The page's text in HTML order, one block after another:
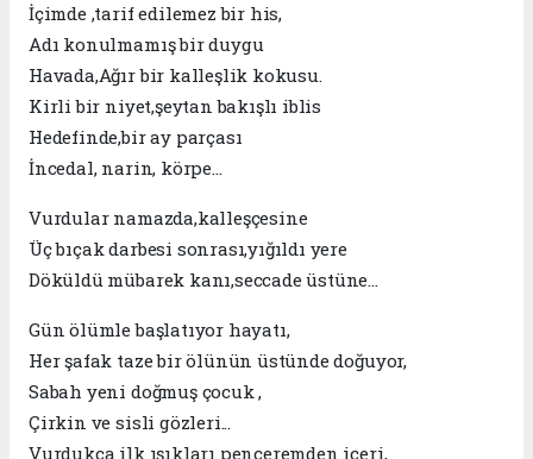
İçimde ,tarif edilemez bir his,
Adı konulmamış bir duygu
Havada,Ağır bir kalleşlik kokusu.
Kirli bir niyet,şeytan bakışlı iblis
Hedefinde,bir ay parçası
İncedal, narin, körpe…
Vurdular namazda,kalleşçesine
Üç bıçak darbesi sonrası,yığıldı yere
Döküldü mübarek kanı,seccade üstüne…
Gün ölümle başlatıyor hayatı,
Her şafak taze bir ölünün üstünde doğuyor,
Sabah yeni doğmuş çocuk ,
Çirkin ve sisli gözleri...
Vurdukça ilk ışıkları penceremden içeri,